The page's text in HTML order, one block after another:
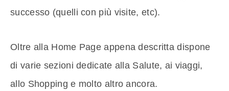
successo (quelli con più visite, etc).
Oltre alla Home Page appena descritta dispone
di varie sezioni dedicate alla Salute, ai viaggi,
allo Shopping e molto altro ancora.